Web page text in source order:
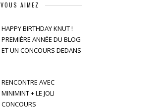
VOUS AIMEZ
HAPPY BIRTHDAY KNUT !
PREMIÈRE ANNÉE DU BLOG
ET UN CONCOURS DEDANS
RENCONTRE AVEC
MINIMINT + LE JOLI
CONCOURS